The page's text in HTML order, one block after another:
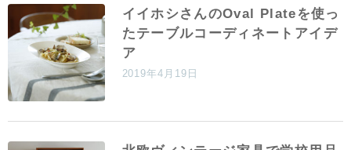
イイホシさんのOval Plateを使っ
たテーブルコーディネートアイデ
ア
2019年4月19日